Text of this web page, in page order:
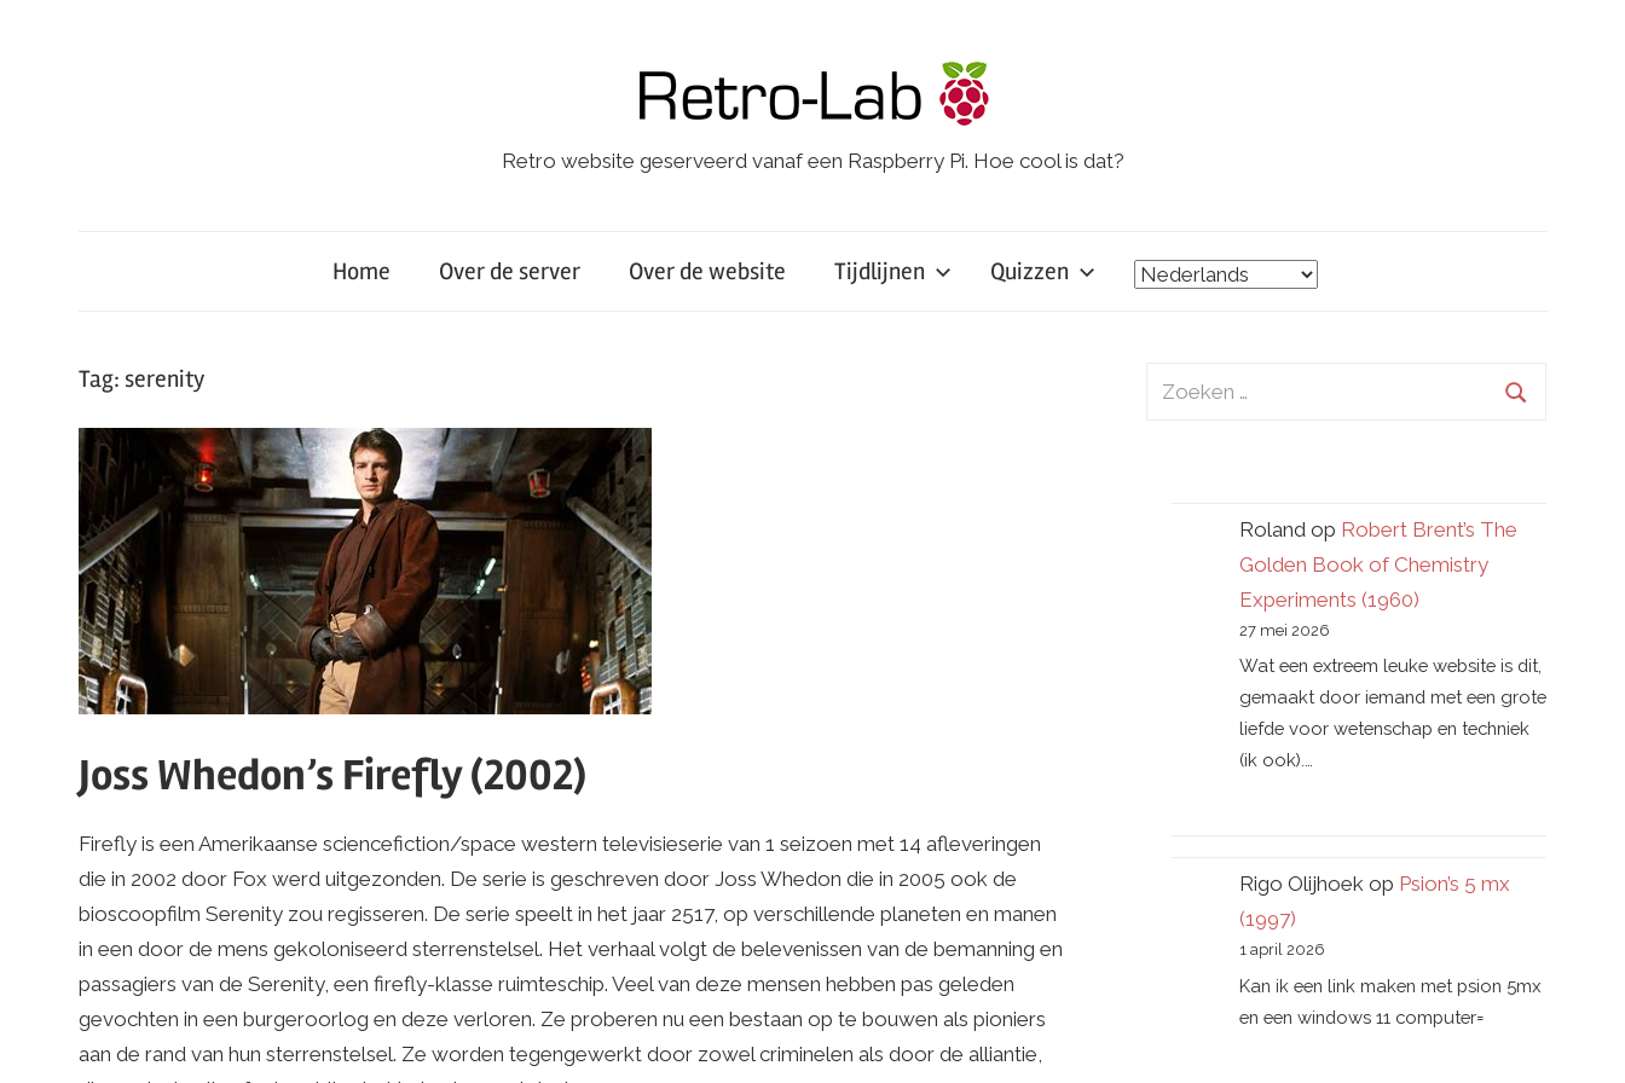
Retro website geserveerd vanaf een Raspberry Pi. Hoe cool is dat?
Home Over de server Over de website Tijdlijnen Quizzen
Tag: serenity
Joss Whedon’s Firefly (2002)
Firefly is een Amerikaanse sciencefiction/space western televisieserie van 1 seizoen met 14 afleveringen
die in 2002 door Fox werd uitgezonden. De serie is geschreven door Joss Whedon die in 2005 ook de
bioscoopfilm Serenity zou regisseren. De serie speelt in het jaar 2517, op verschillende planeten en manen
in een door de mens gekoloniseerd sterrenstelsel. Het verhaal volgt de belevenissen van de bemanning en
passagiers van de Serenity, een firefly-klasse ruimteschip. Veel van deze mensen hebben pas geleden
gevochten in een burgeroorlog en deze verloren. Ze proberen nu een bestaan op te bouwen als pioniers
aan de rand van hun sterrenstelsel. Ze worden tegengewerkt door zowel criminelen als door de alliantie,
Zoeken
Roland op Robert Brent’s The
Golden Book of Chemistry
Experiments (1960)
27 mei 2026
Wat een extreem leuke website is dit,
gemaakt door iemand met een grote
liefde voor wetenschap en techniek
(ik ook).…
Rigo Olijhoekop Psion’s 5 mx
(1997)
1 april 2026
Kan ik een link maken met psion 5mx
en een windows 11 computer=